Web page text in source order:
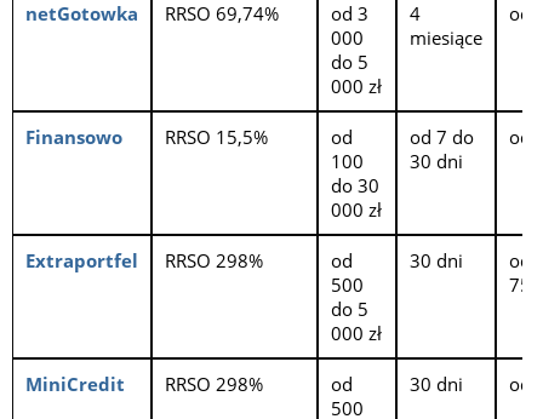
netGotowka RRSO 69,74%
od 3
000
do 5
000 zł
4
miesiące
od
Finansowo RRSO 15,5%
od
100
do 30
000 zł
od 7 do
30 dni
od
Extraportfel RRSO 298%
od
500
do 5
000 zł
30 dni
od
75
MiniCredit RRSO 298%
od
500
30 dni od